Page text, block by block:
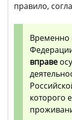
правило,
Временно
вправе
которого